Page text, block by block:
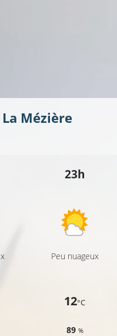
La Mézière
23h
Peu nuageux
12°C
89 %